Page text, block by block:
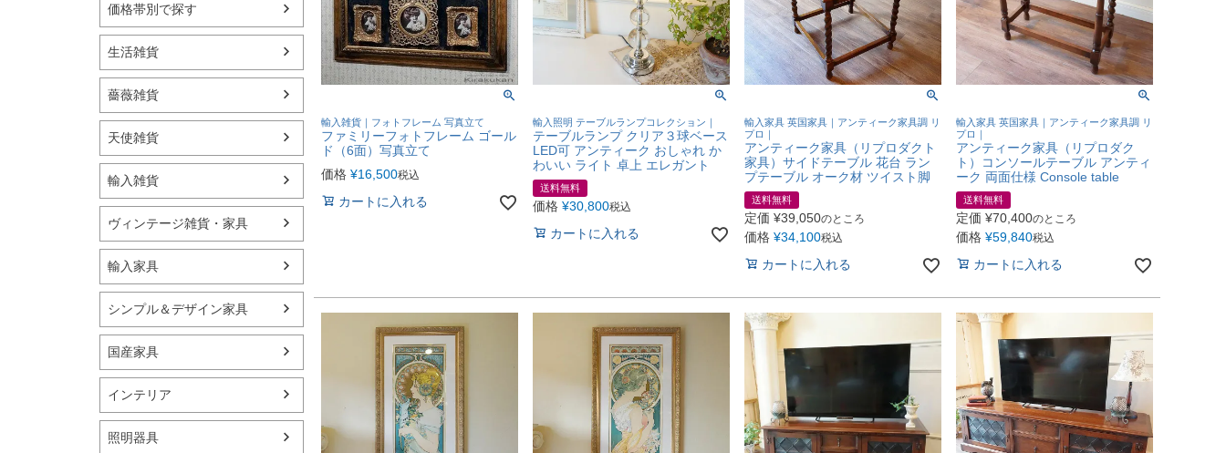
価格帯別で探す
生活雑貨
薔薇雑貨
天使雑貨
輸入雑貨
ヴィンテージ雑貨・家具
輸入家具
シンプル＆デザイン家具
国産家具
インテリア
照明器具
輸入雑貨｜フォトフレーム 写真立て
ファミリーフォトフレーム ゴール
ド（6面）写真立て
価格 ¥16,500税込
カートに入れる
輸入照明 テーブルランプコレクション｜
テーブルランプ クリア３球ベース
LED可 アンティーク おしゃれ か
わいい ライト 卓上 エレガント
送料無料
価格 ¥30,800税込
カートに入れる
輸入家具 英国家具｜アンティーク家具調 リ
プロ｜
アンティーク家具（リプロダクト
家具）サイドテーブル 花台 ラン
プテーブル オーク材 ツイスト脚
送料無料
定価 ¥39,050のところ
価格 ¥34,100税込
カートに入れる
輸入家具 英国家具｜アンティーク家具調 リ
プロ｜
アンティーク家具（リプロダク
ト）コンソールテーブル アンティ
ーク 両面仕様 Console table
送料無料
定価 ¥70,400のところ
価格 ¥59,840税込
カートに入れる